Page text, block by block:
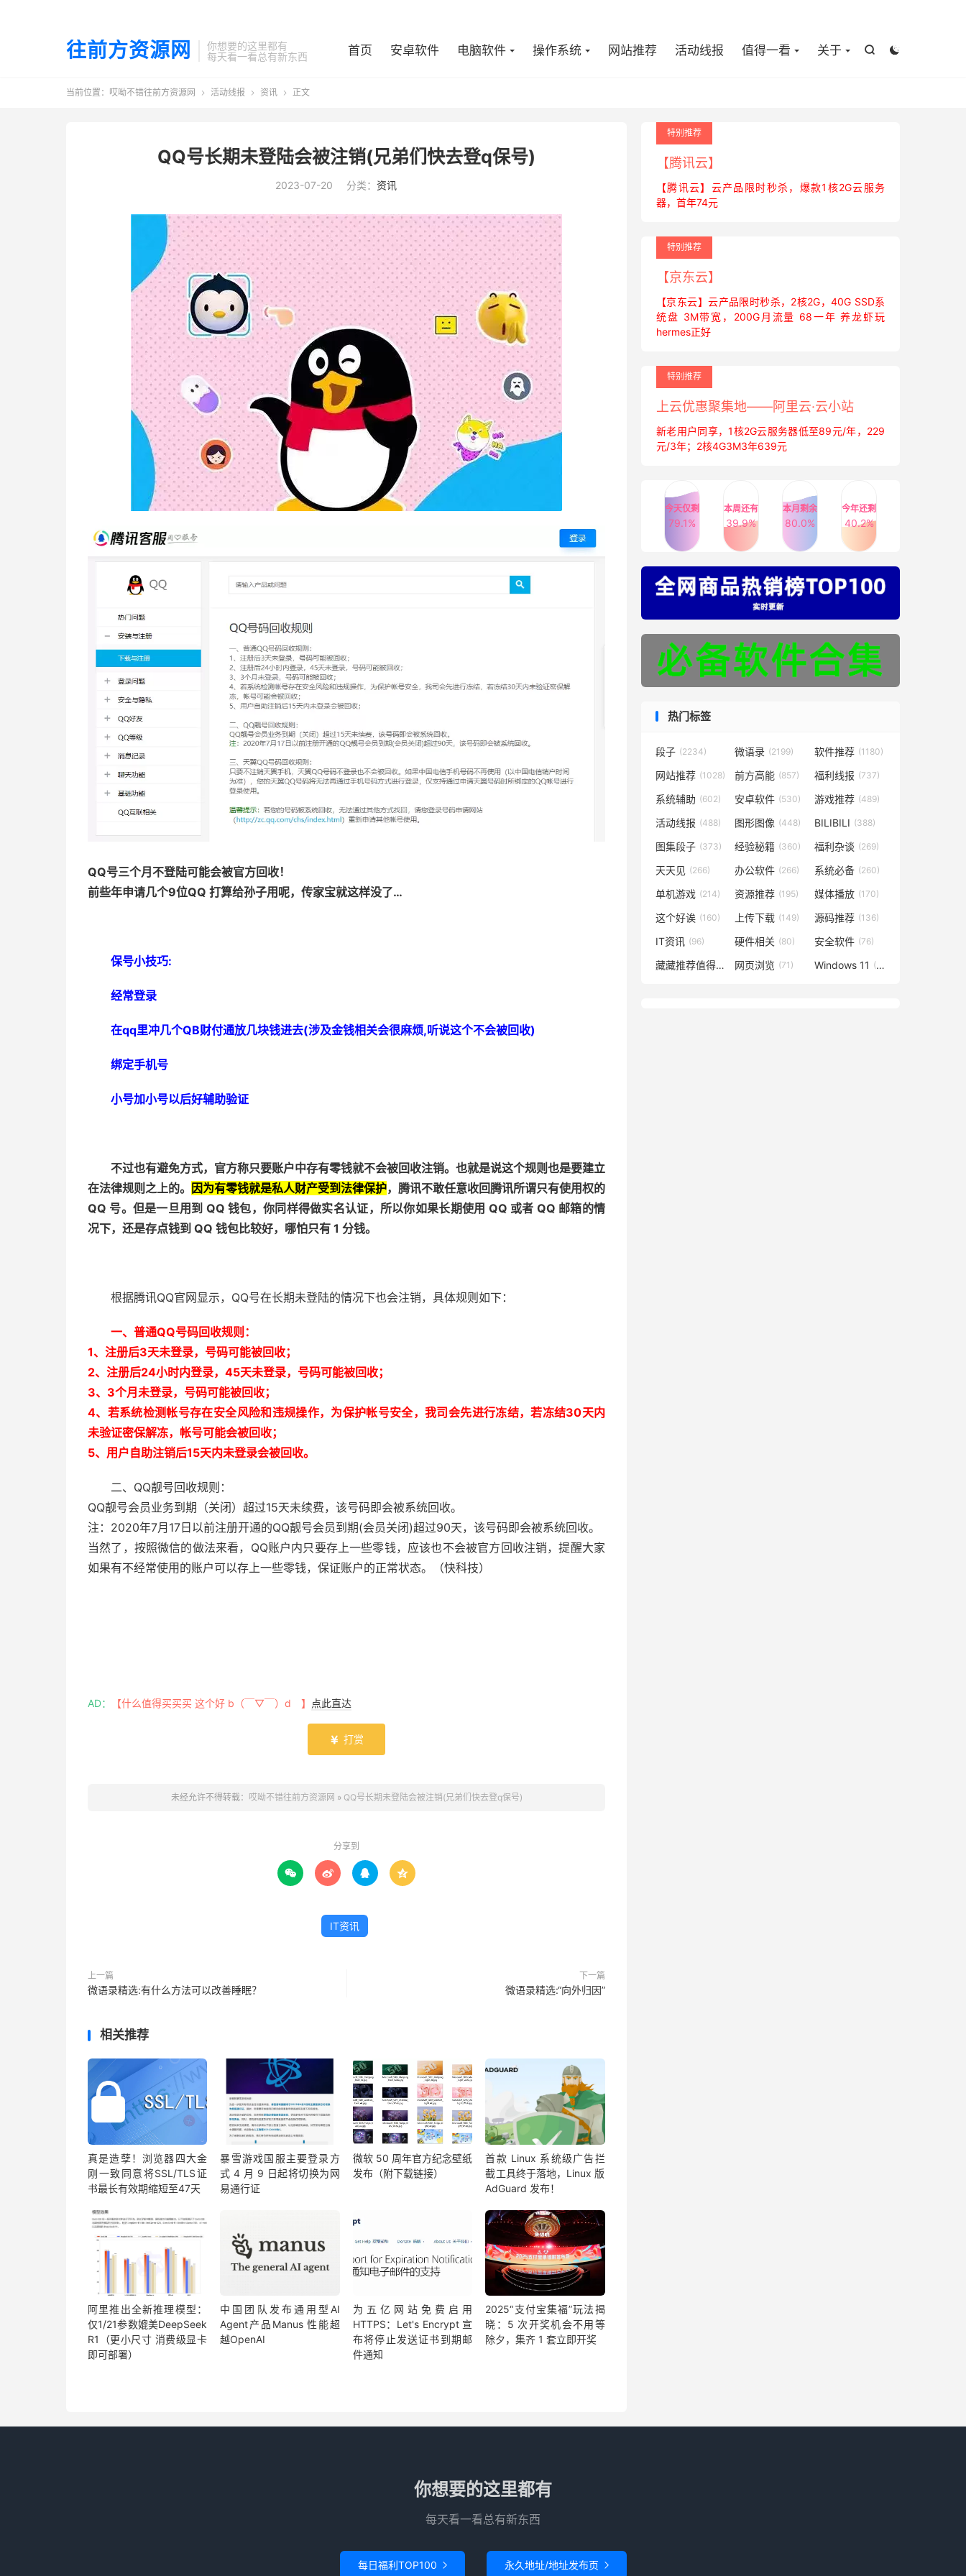
往前方资源网
你想要的这里都有
每天看一看总有新东西


首页 安卓软件 电脑软件 操作系统 网站推荐 活动线报 值得一看 关于
当前位置： 哎呦不错往前方资源网  活动线报  资讯  正文
QQ号长期未登陆会被注销(兄弟们快去登q保号)
2023-07-20 分类： 资讯
QQ号三个月不登陆可能会被官方回收！
前些年申请几个9位QQ 打算给孙子用呢，传家宝就这样没了…
保号小技巧:
经常登录
在qq里冲几个QB财付通放几块钱进去(涉及金钱相关会很麻烦,听说这个不会被回收)
绑定手机号
小号加小号以后好辅助验证
不过也有避免方式，官方称只要账户中存有零钱就不会被回收注销。也就是说这个规则也是要建立
在法律规则之上的。 因为有零钱就是私人财产受到法律保护，腾讯不敢任意收回腾讯所谓只有使用权的
QQ 号。 但是一旦用到 QQ 钱包，你同样得做实名认证，所以你如果长期使用 QQ 或者 QQ 邮箱的情
况下，还是存点钱到 QQ 钱包比较好，哪怕只有 1 分钱。
根据腾讯QQ官网显示，QQ号在长期未登陆的情况下也会注销，具体规则如下：
一、普通QQ号码回收规则：
1、注册后3天未登录，号码可能被回收；
2、注册后24小时内登录，45天未登录，号码可能被回收；
3、3个月未登录，号码可能被回收；
4、若系统检测帐号存在安全风险和违规操作，为保护帐号安全，我司会先进行冻结，若冻结30天内
未验证密保解冻，帐号可能会被回收；
5、用户自助注销后15天内未登录会被回收。
二、QQ靓号回收规则：
QQ靓号会员业务到期（关闭）超过15天未续费，该号码即会被系统回收。
注：2020年7月17日以前注册开通的QQ靓号会员到期(会员关闭)超过90天，该号码即会被系统回收。
当然了，按照微信的做法来看，QQ账户内只要存上一些零钱，应该也不会被官方回收注销，提醒大家
如果有不经常使用的账户可以存上一些零钱，保证账户的正常状态。（快科技）
AD： 【什么值得买买买 这个好 b（￣▽￣）d 】 点此直达
 打赏
未经允许不得转载： 哎呦不错往前方资源网 » QQ号长期未登陆会被注销(兄弟们快去登q保号)
分享到
   
IT资讯
上一篇
微语录精选:有什么方法可以改善睡眠？
下一篇
微语录精选:“向外归因”
相关推荐
真是造孽！浏览器四大金
刚一致同意将SSL/TLS证
书最长有效期缩短至47天
暴雪游戏国服主要登录方
式 4 月 9 日起将切换为网
易通行证
微软 50 周年官方纪念壁纸
发布（附下载链接）
首款 Linux 系统级广告拦
截工具终于落地，Linux 版
AdGuard 发布！
阿里推出全新推理模型：
仅1/21参数媲美DeepSeek
R1（更小尺寸 消费级显卡
即可部署）
中国团队发布通用型AI
Agent产品Manus 性能超
越OpenAI
为五亿网站免费启用
HTTPS：Let's Encrypt 宣
布将停止发送证书到期邮
件通知
2025“支付宝集福”玩法揭
晓：5 次开奖机会不用等
除夕，集齐 1 套立即开奖
特别推荐
【腾讯云】
【腾讯云】云产品限时秒杀，爆款1核2G云服务
器，首年74元
特别推荐
【京东云】
【京东云】云产品限时秒杀，2核2G，40G SSD系
统盘 3M带宽，200G月流量 68一年 养龙虾玩
hermes正好
特别推荐
上云优惠聚集地——阿里云·云小站
新老用户同享，1核2G云服务器低至89元/年，229
元/3年；2核4G3M3年639元
今天仅剩
79.1%
本周还有
39.9%
本月剩余
80.0%
今年还剩
40.2%
热门标签
段子 (2234) 微语录 (2199) 软件推荐 (1180)
网站推荐 (1028) 前方高能 (857) 福利线报 (737)
系统辅助 (602) 安卓软件 (530) 游戏推荐 (489)
活动线报 (488) 图形图像 (448) BILIBILI (388)
图集段子 (373) 经验秘籍 (360) 福利杂谈 (269)
天天见 (266) 办公软件 (266) 系统必备 (260)
单机游戏 (214) 资源推荐 (195) 媒体播放 (170)
这个好诶 (160) 上传下载 (149) 源码推荐 (136)
IT资讯 (96) 硬件相关 (80) 安全软件 (76)
藏藏推荐值得一看 (73)
网页浏览 (71) Windows 11 (49)
你想要的这里都有
每天看一看总有新东西
每日福利TOP100  永久地址/地址发布页 